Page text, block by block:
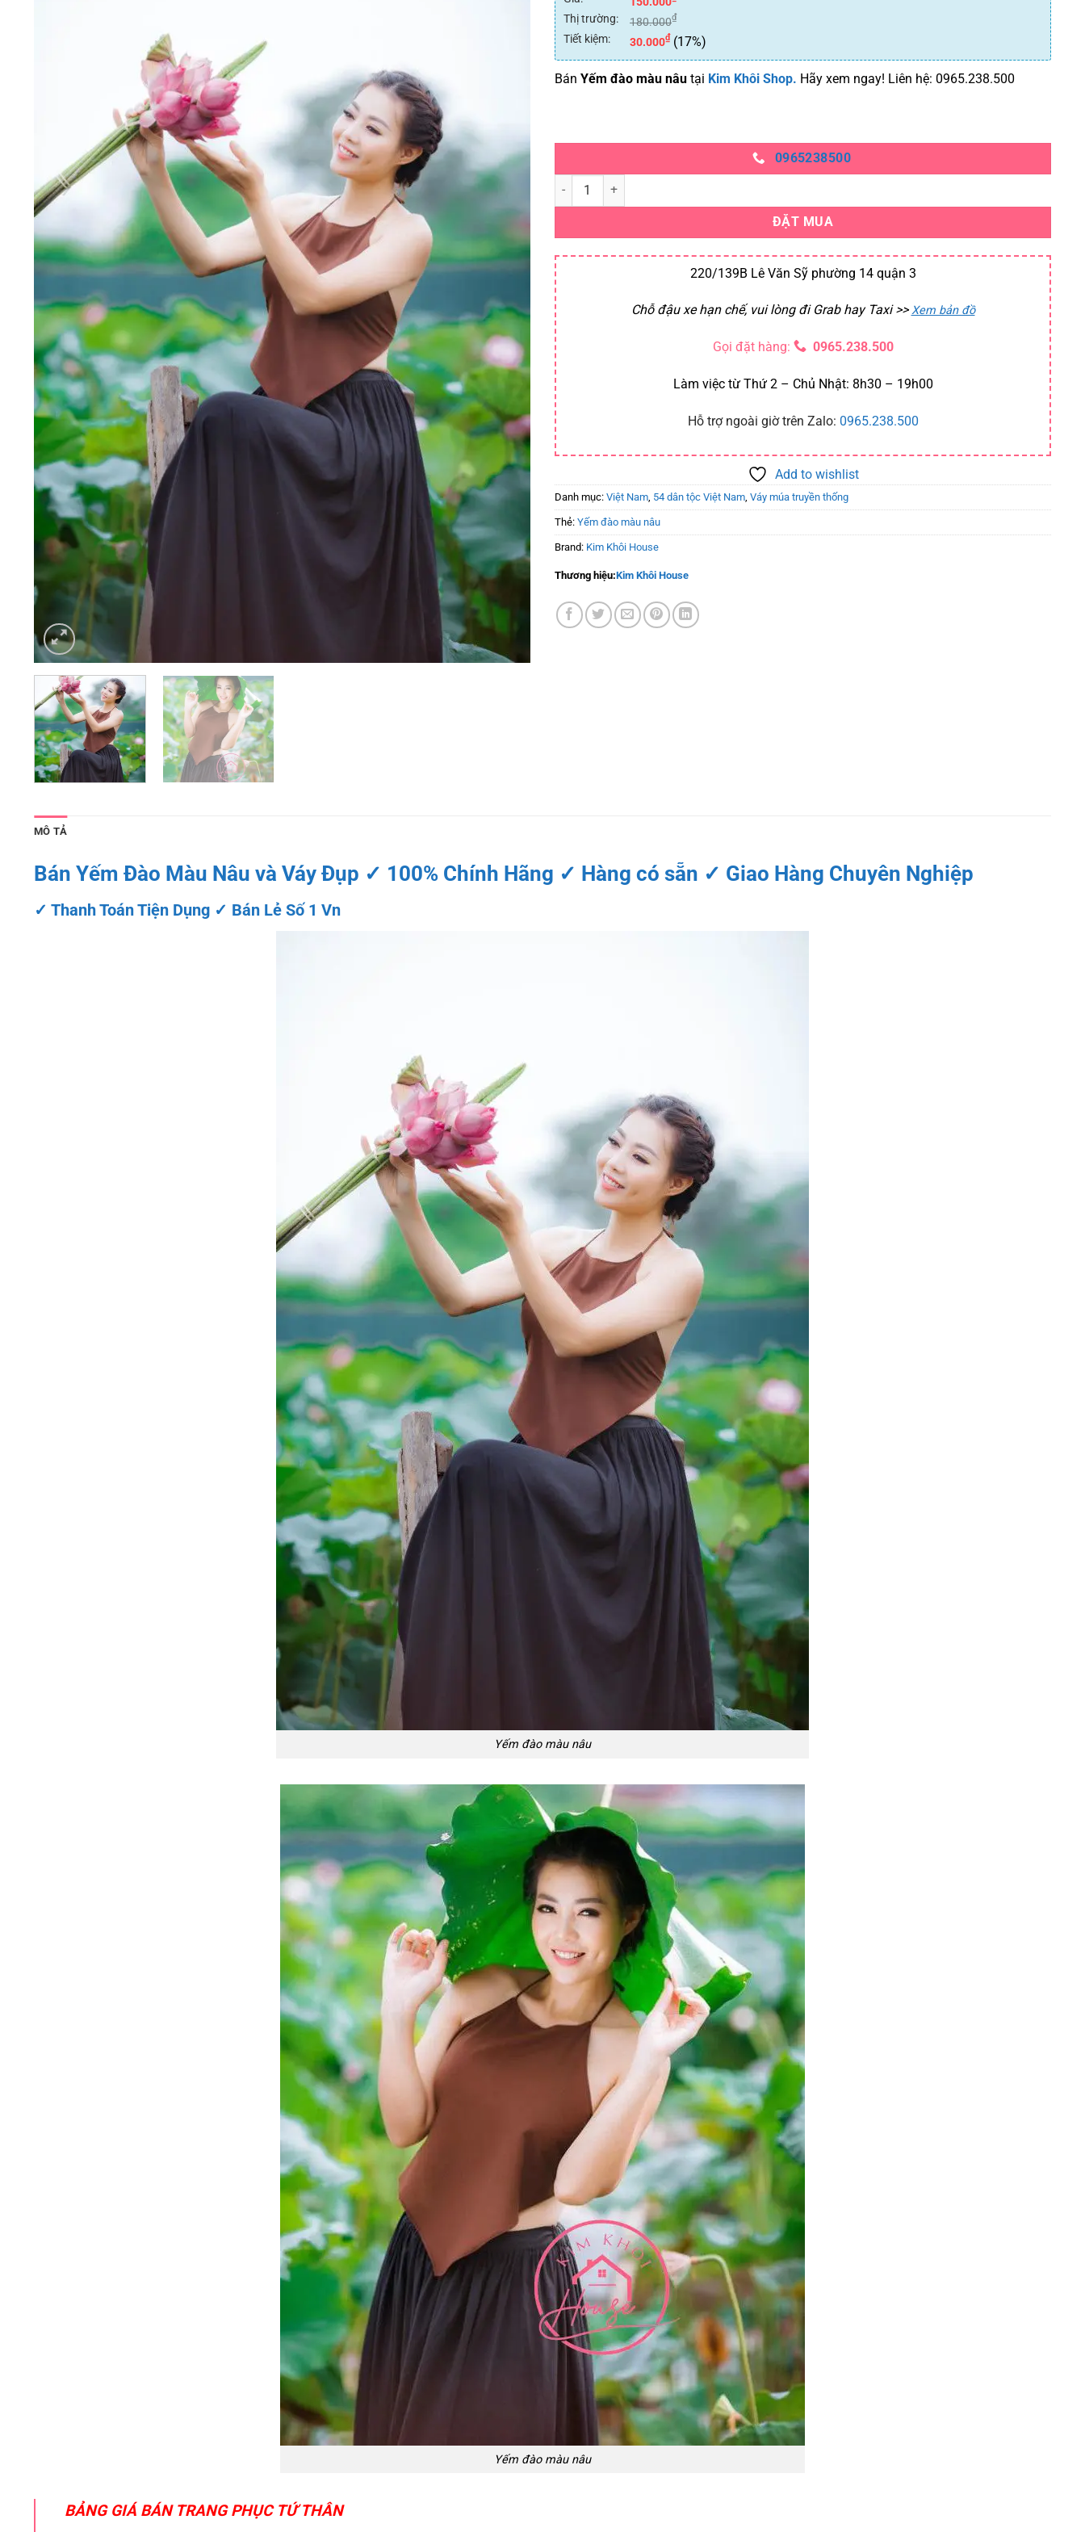
Thị trường: 180.000₫
Tiết kiệm: 30.000₫ (17%)
Bán Yếm đào màu nâu tại Kim Khôi Shop. Hãy xem ngay! Liên hệ: 0965.238.500
0965238500
Yếm đào màu nâu số lượng
ĐẶT MUA
220/139B Lê Văn Sỹ phường 14 quận 3
Chỗ đậu xe hạn chế, vui lòng đi Grab hay Taxi>>Xem bản đồ
Gọi đặt hàng: 0965.238.500
Làm việc từ Thứ 2 – Chủ Nhật: 8h30 – 19h00
Hỗ trợ ngoài giờ trên Zalo: 0965.238.500
Add to wishlist
Danh mục: Việt Nam 54 dân tộc Việt Nam Váy múa truyền thống
Thẻ: Yếm đào màu nâu
Brand: Kim Khôi House
Thương hiệu:Kim Khôi House
MÔ TẢ
Bán Yếm Đào Màu Nâu và Váy Đụp ✓ 100% Chính Hãng ✓ Hàng có sẵn ✓ Giao Hàng Chuyên Nghiệp
✓ Thanh Toán Tiện Dụng ✓ Bán Lẻ Số 1 Vn
Yếm đào màu nâu
Yếm đào màu nâu
BẢNG GIÁ BÁN TRANG PHỤC TỨ THÂN